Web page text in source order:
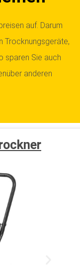
auf. Darum
Trocknungsgeräte,
sparen Sie auch
anderen